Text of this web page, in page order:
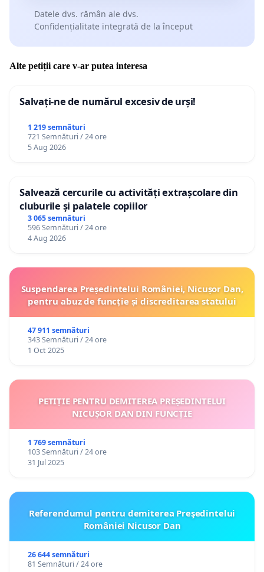
Datele dvs. rămân ale dvs.
Confidențialitate integrată de la început
Alte petiții care v-ar putea interesa
Salvați-ne de numărul excesiv de urși!
1 219 semnături
721 Semnături / 24 ore
5 Aug 2026
Salvează cercurile cu activități extrașcolare din
cluburile și palatele copiilor
3 065 semnături
596 Semnături / 24 ore
4 Aug 2026
Suspendarea Președintelui României, Nicușor Dan,
pentru abuz de funcție și discreditarea statului
47 911 semnături
343 Semnături / 24 ore
1 Oct 2025
PETIȚIE PENTRU DEMITEREA PREȘEDINTELUI
NICUȘOR DAN DIN FUNCȚIE
1 769 semnături
103 Semnături / 24 ore
31 Jul 2025
Referendumul pentru demiterea Preşedintelui
României Nicusor Dan
26 644 semnături
81 Semnături / 24 ore